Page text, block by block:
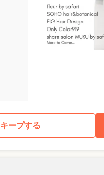
キープする